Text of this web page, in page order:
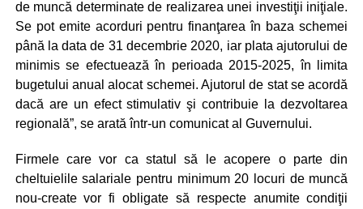
de muncă determinate de realizarea unei investiţii iniţiale.
Se pot emite acorduri pentru finanţarea în baza schemei
până la data de 31 decembrie 2020, iar plata ajutorului de
minimis se efectuează în perioada 2015-2025, în limita
bugetului anual alocat schemei. Ajutorul de stat se acordă
dacă are un efect stimulativ şi contribuie la dezvoltarea
regională”, se arată într-un comunicat al Guvernului.
Firmele care vor ca statul să le acopere o parte din
cheltuielile salariale pentru minimum 20 locuri de muncă
nou-create vor fi obligate să respecte anumite condiţii